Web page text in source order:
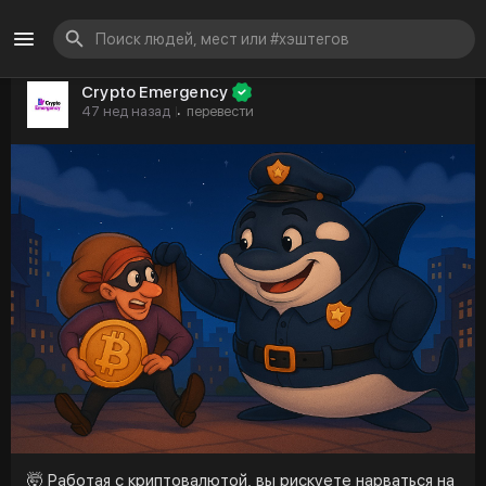
Crypto Emergency
47 нед назад · перевести
🤯 Работая с криптовалютой, вы рискуете нарваться на